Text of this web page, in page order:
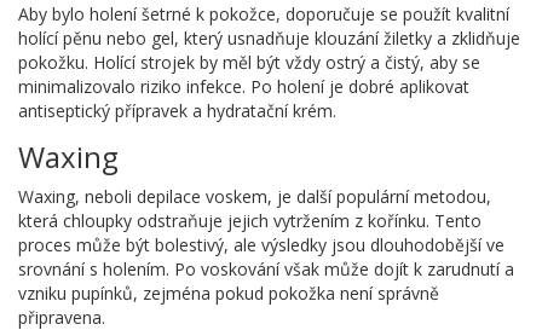
Aby bylo holení šetrné k pokožce, doporučuje se použít kvalitní
holící pěnu nebo gel, který usnadňuje klouzání žiletky a zklidňuje
pokožku. Holící strojek by měl být vždy ostrý a čistý, aby se
minimalizovalo riziko infekce. Po holení je dobré aplikovat
antiseptický přípravek a hydratační krém.
Waxing
Waxing, neboli depilace voskem, je další populární metodou,
která chloupky odstraňuje jejich vytržením z kořínku. Tento
proces může být bolestivý, ale výsledky jsou dlouhodobější ve
srovnání s holením. Po voskování však může dojít k zarudnutí a
vzniku pupínků, zejména pokud pokožka není správně
připravena.